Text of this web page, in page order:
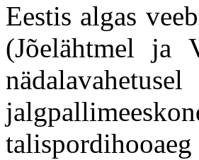
Eestis algas
(Jõelähtmel ja
talispordihooaeg